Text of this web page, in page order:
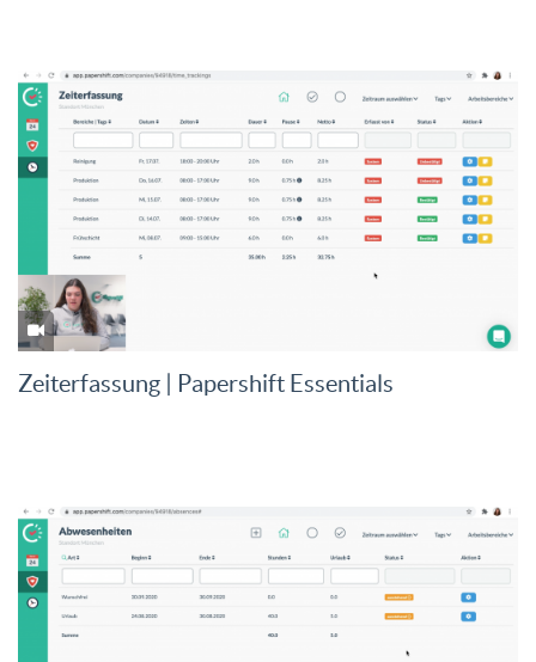
Zeiterfassung | Papershift Essentials